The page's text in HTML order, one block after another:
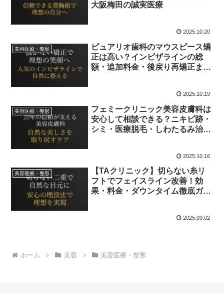
大阪梅田の誠実医療
2025.10.20
美容医療・整形
ピュアリオ歯科のマウスピース矯
正は高い？インビザラインの総
額・追加料金・後戻り再矯正まで
2025.10.19
美容医療・整形
フェミークリニック美容皮膚科は
安心して相談できる？ニキビ跡・
シミ・医療脱毛・しわたるみ治療
2025.10.16
美容医療・整形
【TAクリニック】切らない糸リ
フトでフェイスライン改善！効
果・料金・ダウンタイム徹底ガイ
2025.09.02
ホーム 美容 美容医療・整形